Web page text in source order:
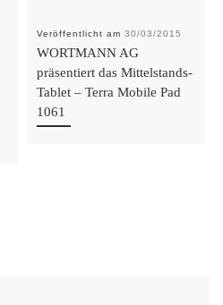
Veröffentlicht am 30/03/2015
WORTMANN AG
präsentiert das Mittelstands-
Tablet – Terra Mobile Pad
1061